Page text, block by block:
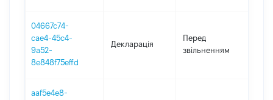
04667c74-
cae4-45c4-
9a52-
8e848f75effd
Декларація
Перед
звільненням
aaf5e4e8-